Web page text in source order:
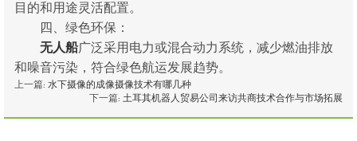
目的和用途灵活配置。
四、绿色环保：
无人船广泛采用电力或混合动力系统，减少燃油排放
和噪音污染，符合绿色航运发展趋势。
上一篇: 水下摄像的成像摄像技术有哪几种
下一篇: 土耳其机器人贸易公司来访共商技术合作与市场拓展